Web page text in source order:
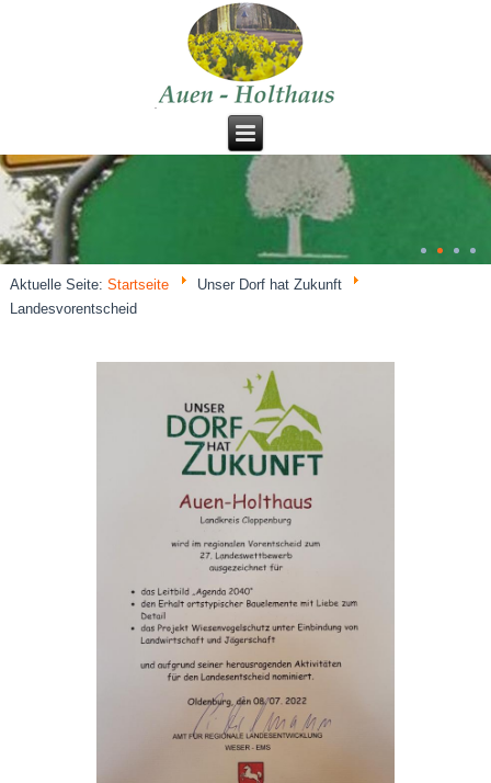
Aktuelle Seite:Startseite
Unser Dorf hat Zukunft
Landesvorentscheid